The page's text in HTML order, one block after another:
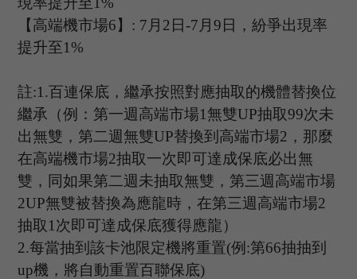
【高端機市場6】 : 7 月 2 日-7 月9日，紛爭出現率
提升至1%
註:1.百連保底，繼承按照對應抽取的機體替換位
繼承（例：第一週高端市場1 無雙UP抽取99次未
出無雙，第二週無雙UP替換到高端市場2 ，那麼
在高端機市場2抽取一次即可達成保底必出無
雙，同如果第二週未抽取無雙，第三週高端市場
2UP無雙被替換為應龍時，在第三週高端市場2
抽取 1 次即可達成保底獲得應龍）
2.每當抽到該卡池限定機將重置(例 :第66抽抽到
up機，將自動重置百聯保底)